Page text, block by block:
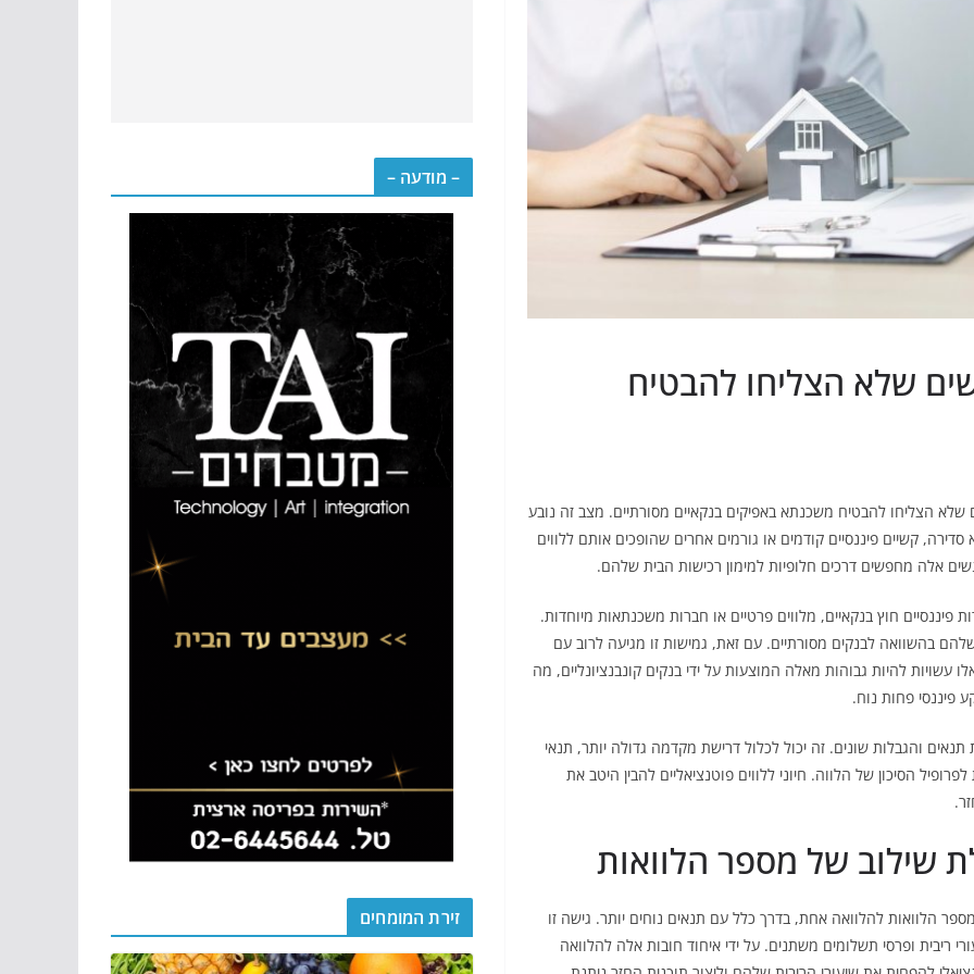
שלא הצליחו להבטיח
שלא הצליחו להבטיח משכנתא באפיקים בנקאיים מסורתיים. מצב זה נובע
קשיים פיננסיים קודמים או גורמים אחרים שהופכים אותם ללווים
אלה מחפשים דרכים חלופיות למימון רכישות הבית שלהם.
פיננסיים חוץ בנקאיים, מלווים פרטיים או חברות משכנתאות מיוחדות.
שלהם בהשוואה לבנקים מסורתיים. עם זאת, גמישות זו מגיעה לרוב עם
עשויות להיות גבוהות מאלה המוצעות על ידי בנקים קונבנציונליים, מה
פיננסי פחות נוח.
והגבלות שונים. זה יכול לכלול דרישת מקדמה גדולה יותר, תנאי
הסיכון של הלווה. חיוני ללווים פוטנציאליים להבין היטב את
שילוב של מספר הלוואות
הלוואות להלוואה אחת, בדרך כלל עם תנאים נוחים יותר. גישה זו
ריבית ופרסי תשלומים משתנים. על ידי איחוד חובות אלה להלוואה
– מודעה –
זירת המומחים